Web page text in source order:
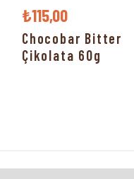
₺115,00
Chocobar Bitter
Çikolata 60g